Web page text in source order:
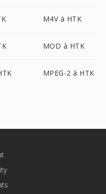
M4V à HTK
MOD à HTK
MPEG-2 à HTK